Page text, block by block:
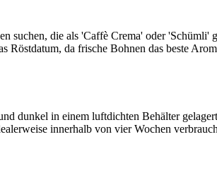
suchen, die als 'Caffè Crema' oder
Röstdatum, da frische Bohnen das beste
dunkel in einem luftdichten Behälter
innerhalb von vier Wochen